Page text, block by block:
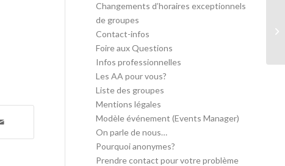
Changements d’horaires exceptionnels
de groupes
Contact-infos
Foire aux Questions
Infos professionnelles
Les AA pour vous?
Liste des groupes
Mentions légales
Modèle événement (Events Manager)
On parle de nous…
Pourquoi anonymes?
Prendre contact pour votre problème